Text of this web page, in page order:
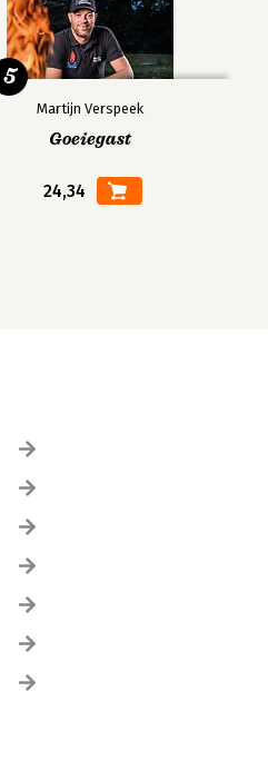
Martijn Verspeek
Goeiegast
24,34
5